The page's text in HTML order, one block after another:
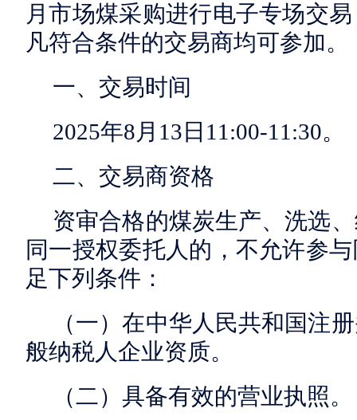
月市场煤采购进行电子专场交
凡符合条件的交易商均可参加。
一、交易时间
2025年8月13日11:00-11:30。
二、交易商资格
资审合格的煤炭生产、洗选
同一授权委托人的，不允许参
足下列条件：
（一）在中华人民共和国注
般纳税人企业资质。
（二）具备有效的营业执照。